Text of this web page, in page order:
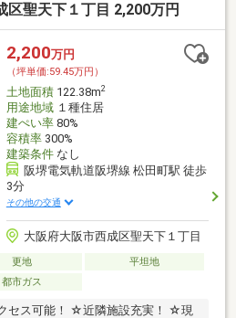
区聖天下１丁目 2,200万円
2,200万円
（坪単価:59.45万円）
土地面積122.38m2
用途地域１種住居
建ぺい率80%
容積率300%
建築条件なし
阪堺電気軌道阪堺線 松田町駅 徒歩
3分
その他の交通
大阪府大阪市西成区聖天下１丁目
更地
平坦地
都市ガス
セス可能！ ☆近隣施設充実！ ☆現